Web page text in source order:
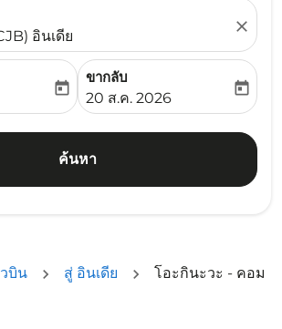
อินเดีย
close
date-aria-label
today
ขากลับ
fc-booking-return-date-
20 ส.ค. 2026
today
ค้นหา
บิน สู่ อินเดีย
โอะกินะวะ - คอม